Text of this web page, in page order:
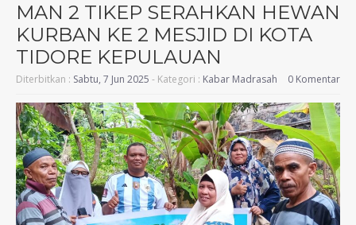
MAN 2 TIKEP SERAHKAN HEWAN
KURBAN KE 2 MESJID DI KOTA
TIDORE KEPULAUAN
Diterbitkan : Sabtu, 7 Jun 2025 - Kategori : Kabar Madrasah 0 Komentar